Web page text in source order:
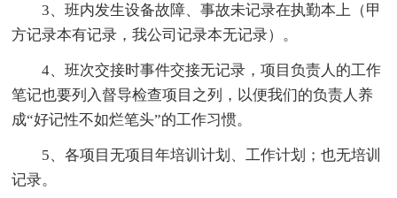
3、班内发生设备故障、事故未记录在执勤本上（甲
方记录本有记录，我公司记录本无记录）。
4、班次交接时事件交接无记录，项目负责人的工作
笔记也要列入督导检查项目之列，以便我们的负责人养
成“好记性不如烂笔头”的工作习惯。
5、各项目无项目年培训计划、工作计划；也无培训
记录。